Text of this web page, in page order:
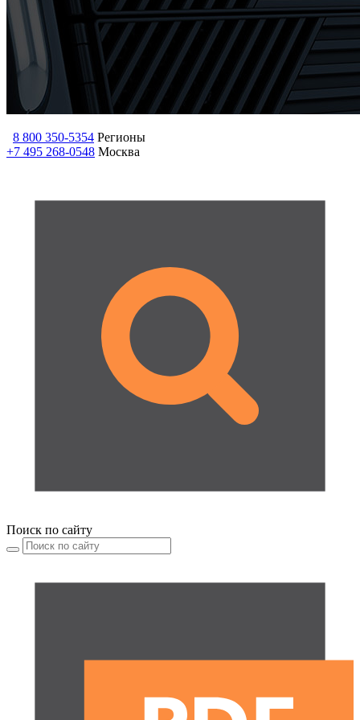
8 800 350-5354 Регионы
+7 495 268-0548 Москва
Поиск по сайту